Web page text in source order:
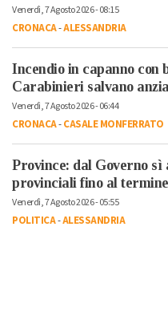
Venerdì, 7 Agosto 2026 - 08:15
CRONACA-ALESSANDRIA
Incendio in capanno con
Carabinieri salvano
Venerdì, 7 Agosto 2026 - 06:44
CRONACA-CASALE MONFERRATO
Province: dal Governo
provinciali fino al
Venerdì, 7 Agosto 2026 - 05:55
POLITICA-ALESSANDRIA